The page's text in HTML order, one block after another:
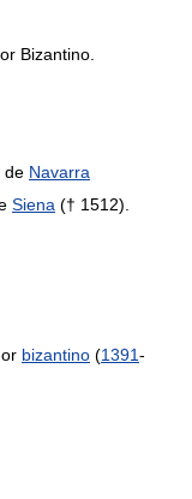
Bizantino.
de Navarra
Siena († 1512).
bizantino (1391-